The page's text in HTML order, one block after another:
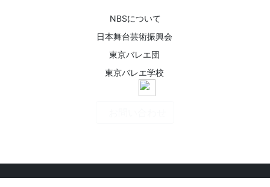
NBSについて
日本舞台芸術振興会
東京バレエ団
東京バレエ学校